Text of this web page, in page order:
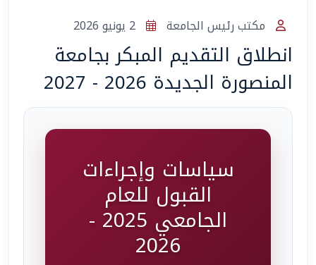
مكتب رئيس الجامعة
انطلاق التقديم المبكر بجامعة
المنصورة الجديدة 2026 - 2027
سياسات وإجراءات
القبول للعام
الجامعي 2025 -
2026